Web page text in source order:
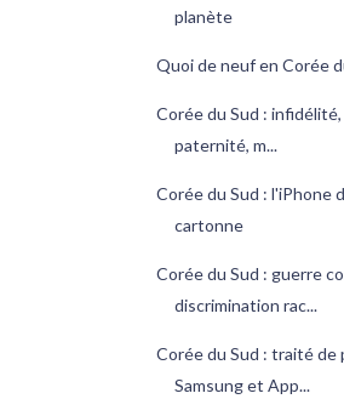
planète
Quoi de neuf en Corée
Corée du Sud :
paternité, m...
Corée du Sud : l'iPhone
cartonne
Corée du Sud : guerre
discrimination rac...
Corée du Sud : traité de
Samsung et App...